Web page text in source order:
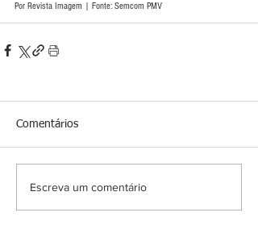
Por Revista Imagem | Fonte: Semcom PMV
Comentários
Escreva um comentário